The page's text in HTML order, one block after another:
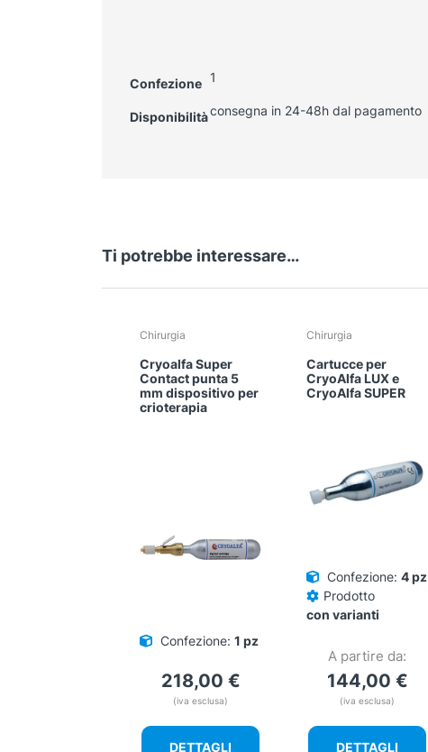
Confezione 1
Disponibilitàconsegna in 24-48h dal pagamento
Ti potrebbe interessare…
Chirurgia
Cryoalfa Super
Contact punta 5
mm dispositivo per
crioterapia
Confezione: 1 pz
218,00 €
(iva esclusa)
DETTAGLI
Chirurgia
Cartucce per
CryoAlfa LUX e
CryoAlfa SUPER
Confezione: 4 pz
Prodotto
con varianti
A partire da:
144,00 €
(iva esclusa)
DETTAGLI